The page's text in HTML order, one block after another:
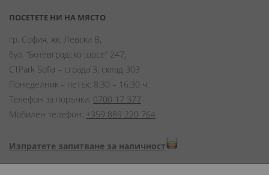
ПОСЕТЕТЕ НИ НА МЯСТО
гр. София, жк. Левски В,
бул. “Ботевградско шосе” 247,
CTPark Sofia – сграда 3, склад 303
Понеделник – петък: 8:30 – 16:30 ч.
Телефон за поръчки: 0700 17 377
Мобилен телефон: +359 889 220 764
Изпратете запитване за наличност